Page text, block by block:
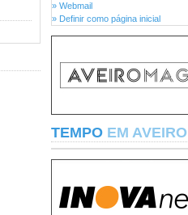
» Webmail
» Definir como página inicial
TEMPO EM AVEIRO